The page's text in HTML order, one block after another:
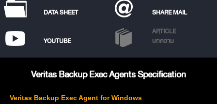
DATA SHEET SHARE MAIL
YOUTUBE
ARTICLE
บทความ
Veritas Backup Exec Agents Specification
Veritas Backup Exec Agent for Windows